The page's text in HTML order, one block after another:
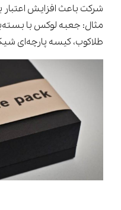
شرکت باعث افزایش
مثال: جعبه لوکس با
طلاکوب، کیسه پارچه‌ای